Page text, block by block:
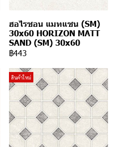
ฮอไรซอน แมทแซน (SM)
30x60 HORIZON MATT
SAND (SM) 30x60
฿443
สินค้าใหม่